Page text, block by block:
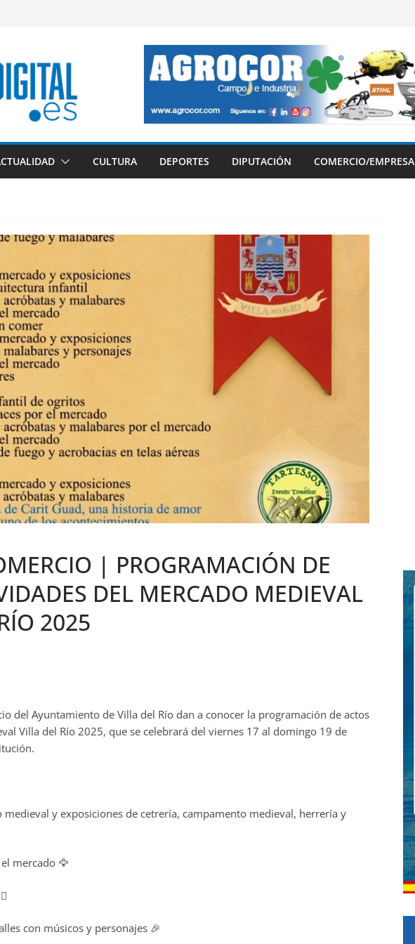
CULTURA DEPORTES DIPUTACIÓN COMERCIO/EMPRESA
| PROGRAMACIÓN DE
DEL MERCADO MEDIEVAL
2025
del Ayuntamiento de Villa del Río dan a conocer la programación de actos
Villa del Río 2025, que se celebrará del viernes 17 al domingo 19 de
medieval y exposiciones de cetrería, campamento medieval, herrería y
mercado 🦅
con músicos y personajes 🎉